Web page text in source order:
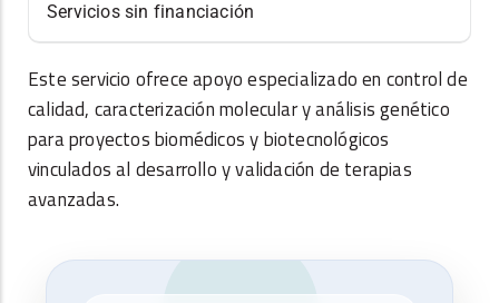
Servicios sin financiación
Este servicio ofrece apoyo especializado en control de
calidad, caracterización molecular y análisis genético
para proyectos biomédicos y biotecnológicos
vinculados al desarrollo y validación de terapias
avanzadas.